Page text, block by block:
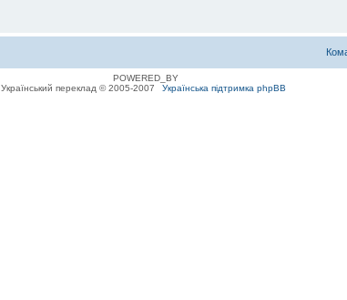
POWERED_BY
Український переклад © 2005-2007
Українська підтримка phpBB